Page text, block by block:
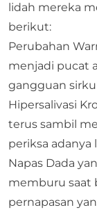
lidah mereka
berikut:
Perubahan
menjadi pucat
gangguan
Hipersalivasi
terus sambil
periksa
Napas Dada
memburu saat
pernapasan